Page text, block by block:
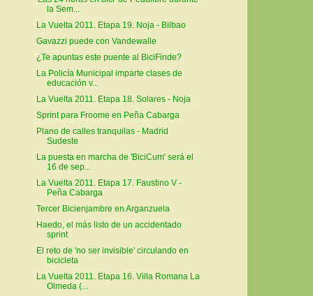
la Sem...
La Vuelta 2011. Etapa 19. Noja - Bilbao
Gavazzi puede con Vandewalle
¿Te apuntas este puente al BiciFinde?
La Policía Municipal imparte clases de
educación v...
La Vuelta 2011. Etapa 18. Solares - Noja
Sprint para Froome en Peña Cabarga
Plano de calles tranquilas - Madrid
Sudeste
La puesta en marcha de 'BiciCum' será el
16 de sep...
La Vuelta 2011. Etapa 17. Faustino V -
Peña Cabarga
Tercer Bicienjambre en Arganzuela
Haedo, el más listo de un accidentado
sprint
El reto de 'no ser invisible' circulando en
bicicleta
La Vuelta 2011. Etapa 16. Villa Romana La
Olmeda (...